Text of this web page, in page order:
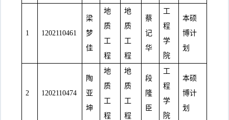
1 1202110461
梁
梦
佳
地
质
工
程
地
质
工
程
蔡
记
华
工
程
学
院
本硕
博计
划
2 1202110474
陶
亚
坤
地
质
工
程
地
质
工
程
段
隆
臣
工
程
学
院
本硕
博计
划